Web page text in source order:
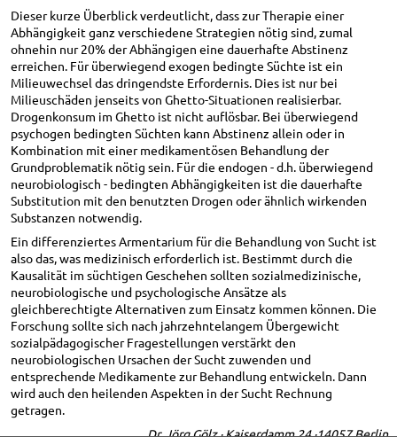
Dieser kurze Überblick verdeutlicht, dass zur Therapie einer
Abhängigkeit ganz verschiedene Strategien nötig sind, zumal
ohnehin nur 20% der Abhängigen eine dauerhafte Abstinenz
erreichen. Für überwiegend exogen bedingte Süchte ist ein
Milieuwechsel das dringendste Erfordernis. Dies ist nur bei
Milieuschäden jenseits von Ghetto-Situationen realisierbar.
Drogenkonsum im Ghetto ist nicht auflösbar. Bei überwiegend
psychogen bedingten Süchten kann Abstinenz allein oder in
Kombination mit einer medikamentösen Behandlung der
Grundproblematik nötig sein. Für die endogen - d.h. überwiegend
neurobiologisch - bedingten Abhängigkeiten ist die dauerhafte
Substitution mit den benutzten Drogen oder ähnlich wirkenden
Substanzen notwendig.
Ein differenziertes Armentarium für die Behandlung von Sucht ist
also das, was medizinisch erforderlich ist. Bestimmt durch die
Kausalität im süchtigen Geschehen sollten sozialmedizinische,
neurobiologische und psychologische Ansätze als
gleichberechtigte Alternativen zum Einsatz kommen können. Die
Forschung sollte sich nach jahrzehntelangem Übergewicht
sozialpädagogischer Fragestellungen verstärkt den
neurobiologischen Ursachen der Sucht zuwenden und
entsprechende Medikamente zur Behandlung entwickeln. Dann
wird auch den heilenden Aspekten in der Sucht Rechnung
getragen.
Dr. Jörg Gölz · Kaiserdamm 24 ·14057 Berlin